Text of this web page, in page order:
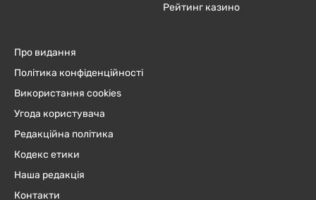
Рейтинг казино
Про видання
Політика конфіденційності
Використання cookies
Угода користувача
Редакційна політика
Кодекс етики
Наша редакція
Контакти